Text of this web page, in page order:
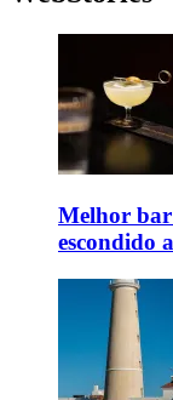
Melhor bar
escondido